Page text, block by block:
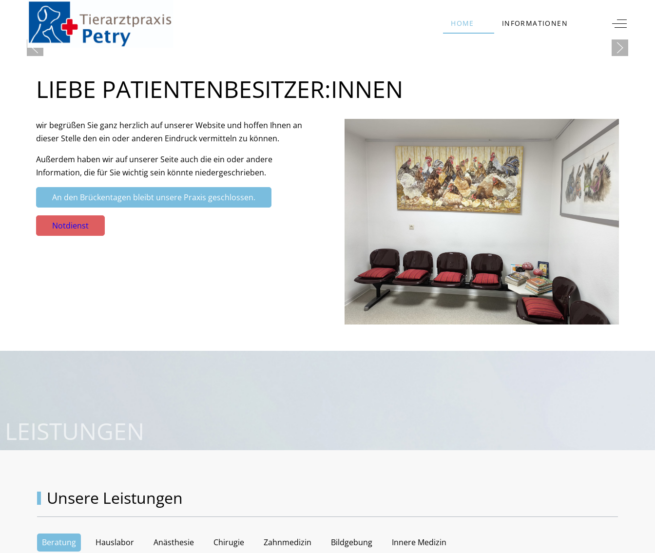
HOME INFORMATIONEN Off-
LIEBE PATIENTENBESITZER:INNEN
wir begrüßen Sie ganz herzlich auf unserer Website und hoffen Ihnen an
dieser Stelle den ein oder anderen Eindruck vermitteln zu können.
Außerdem haben wir auf unserer Seite auch die ein oder andere
Information, die für Sie wichtig sein könnte niedergeschrieben.
An den Brückentagen bleibt unsere Praxis geschlossen.
Notdienst
LEISTUNGEN
Unsere Leistungen
Beratung Hauslabor Anästhesie Chirugie Zahnmedizin Bildgebung Innere Medizin